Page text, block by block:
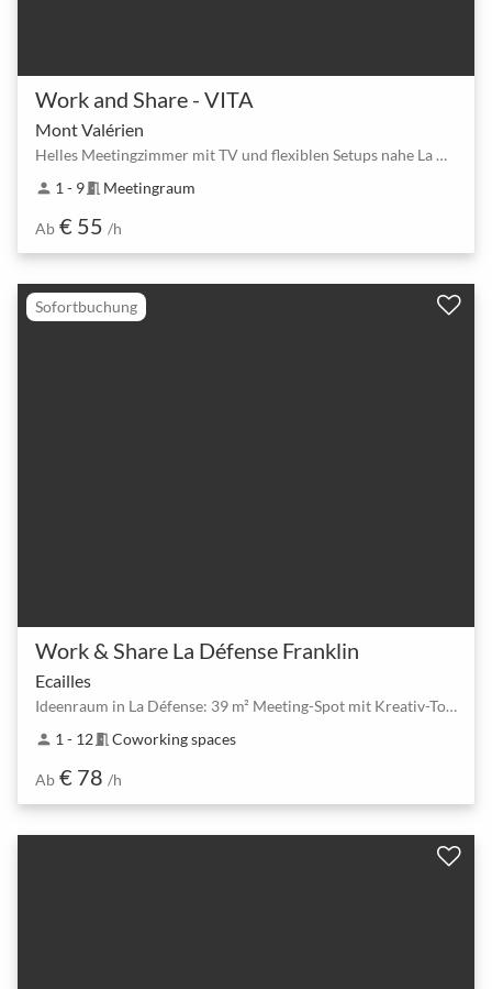
Work and Share - VITA
Mont Valérien
Helles Meetingzimmer mit TV und flexiblen Setups nahe La Défense
person 1 - 9meeting_room Meetingraum
Ab € 55 /h
Sofortbuchung
Work & Share La Défense Franklin
Ecailles
Ideenraum in La Défense: 39 m² Meeting-Spot mit Kreativ-Toolbox
person 1 - 12meeting_room Coworking spaces
Ab € 78 /h